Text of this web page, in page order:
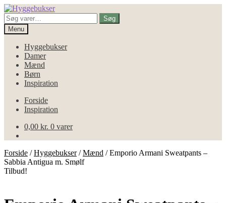
Spring
til
navigation
Spring
til
indhold
Søg
efter:
Søg
Menu
Hyggebukser
Damer
Mænd
Børn
Inspiration
Forside
Inspiration
0,00 kr. 0 varer
Forside /Hyggebukser/Mænd /Emporio Armani Sweatpants –
Sabbia Antigua m. Smølf
Tilbud!